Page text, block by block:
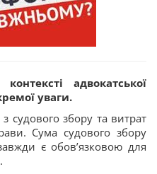
адвокатської
уваги.
судового збору та витрат
Сума судового збору
є обов’язковою для